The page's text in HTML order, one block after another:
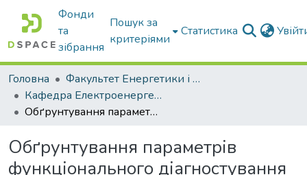
Фонди
та
зібрання
Пошук за
критеріями
Статистика
Головна
Факультет Енергетики і комп'ютерних технологій
Кафедра Електроенергетики і електротехнологій
Обґрунтування параметрів функціонального діагностування силових трансформаторів
Обґрунтування параметрів
функціонального діагностування